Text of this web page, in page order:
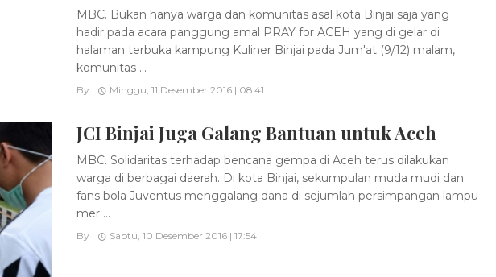
MBC. Bukan hanya warga dan komunitas asal kota Binjai saja yang
hadir pada acara panggung amal PRAY for ACEH yang di gelar di
halaman terbuka kampung Kuliner Binjai pada Jum'at (9/12) malam,
komunitas ...
By Minggu, 11 Desember 2016 | 08:41
JCI Binjai Juga Galang Bantuan untuk Aceh
MBC. Solidaritas terhadap bencana gempa di Aceh terus dilakukan
warga di berbagai daerah. Di kota Binjai, sekumpulan muda mudi dan
fans bola Juventus menggalang dana di sejumlah persimpangan lampu
mer ...
By Sabtu, 10 Desember 2016 | 17:54